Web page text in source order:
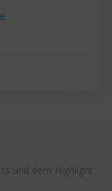
und dem Highlight